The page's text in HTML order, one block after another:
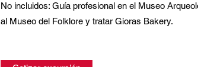
No incluidos: Guía profesional en el Museo
al Museo del Folklore y tratar Gioras Bakery.